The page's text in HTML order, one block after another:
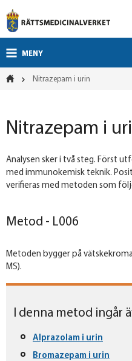
MENY
Nitrazepam i urin
Nitrazepam i
Analysen sker i två steg. Först
med immunokemisk teknik.
verifieras med metoden som
Metod - L006
Metoden bygger på
MS).
I denna metod ingår
Alprazolam i urin
Bromazepam i urin